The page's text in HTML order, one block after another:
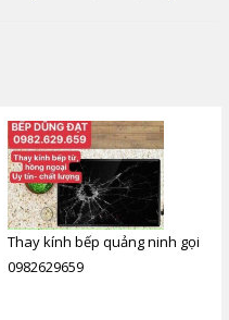
Thay kính bếp quảng ninh gọi
0982629659